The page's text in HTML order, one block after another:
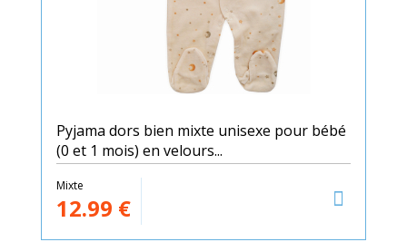
Pyjama dors bien mixte unisexe pour bébé
(0 et 1 mois) en velours...
Mixte
12.99 €